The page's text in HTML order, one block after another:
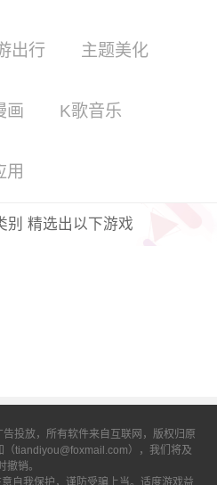
出行 主题美化
画 K歌音乐
用
别 精选出以下游戏
投放，所有软件来自互联网，版权归原
tiandiyou@foxmail.com），我们将及
撤销。
自我保护，谨防受骗上当。适度游戏益